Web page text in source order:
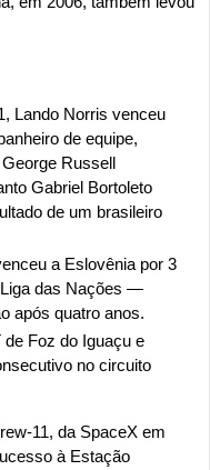
Lando Norris venceu
de equipe,
Russell
Gabriel Bortoleto
de um brasileiro
a Eslovênia por 3
das Nações —
após quatro anos.
Foz do Iguaçu e
no circuito
11, da SpaceX em
à Estação